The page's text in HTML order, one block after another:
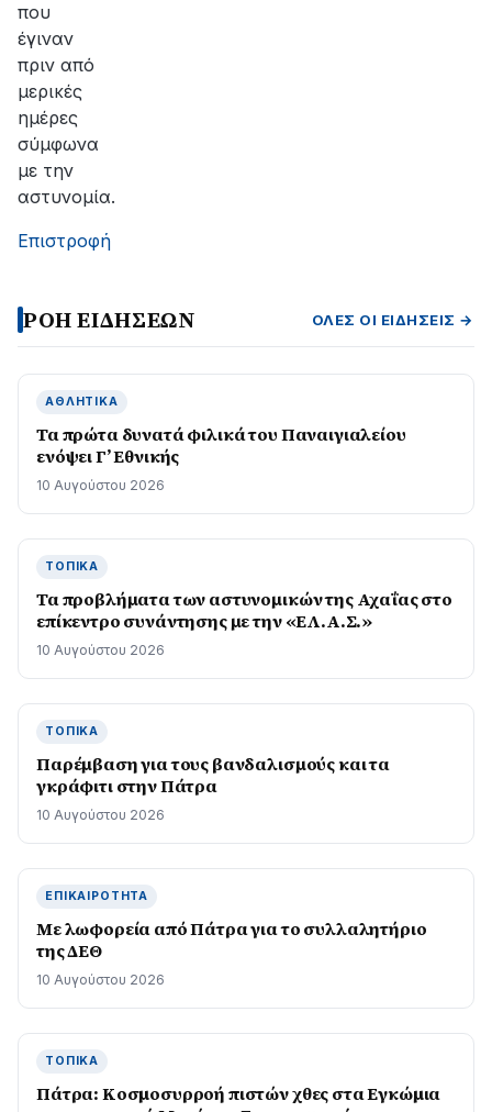
που
έγιναν
πριν από
μερικές
ημέρες
σύμφωνα
με την
αστυνομία.
Επιστροφή
ΡΟΗ ΕΙΔΗΣΕΩΝ ΌΛΕΣ ΟΙ ΕΙΔΉΣΕΙΣ →
ΑΘΛΗΤΙΚΆ
Τα πρώτα δυνατά φιλικά του Παναιγιαλείου
ενόψει Γ’ Εθνικής
10 Αυγούστου 2026
ΤΟΠΙΚΆ
Τα προβλήματα των αστυνομικών της Αχαΐας στο
επίκεντρο συνάντησης με την «ΕΛ.Α.Σ.»
10 Αυγούστου 2026
ΤΟΠΙΚΆ
Παρέμβαση για τους βανδαλισμούς και τα
γκράφιτι στην Πάτρα
10 Αυγούστου 2026
ΕΠΙΚΑΙΡΌΤΗΤΑ
Με λωφορεία από Πάτρα για το συλλαλητήριο
της ΔΕΘ
10 Αυγούστου 2026
ΤΟΠΙΚΆ
Πάτρα: Κοσµοσυρροή πιστών χθες στα Εγκώµια